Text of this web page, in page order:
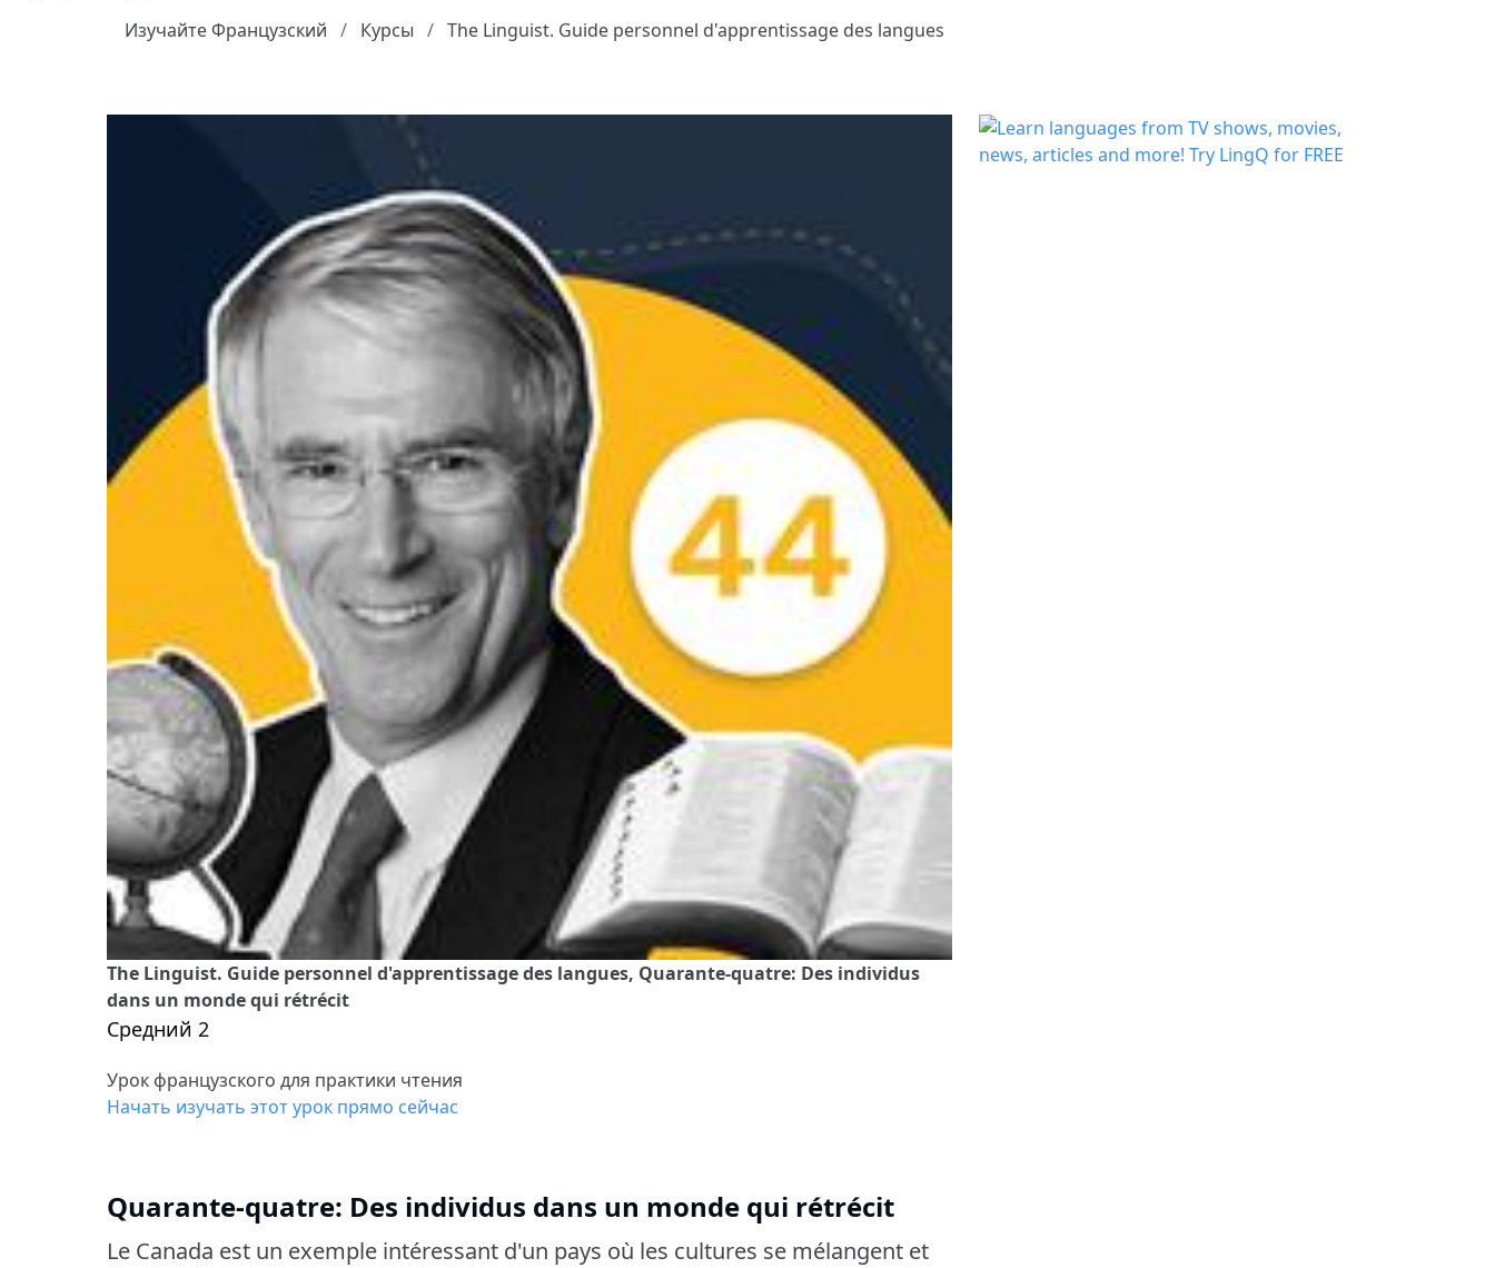
Изучайте Французский
Курсы The Linguist. Guide personnel d'apprentissage des langues
The Linguist. Guide personnel d'apprentissage des langues, Quarante-quatre: Des individus
dans un monde qui rétrécit
Средний 2
Урок французского для практики чтения
Начать изучать этот урок прямо сейчас
Quarante-quatre: Des individus dans un monde qui rétrécit
Le Canada est un exemple intéressant d'un pays où les cultures se mélangent et